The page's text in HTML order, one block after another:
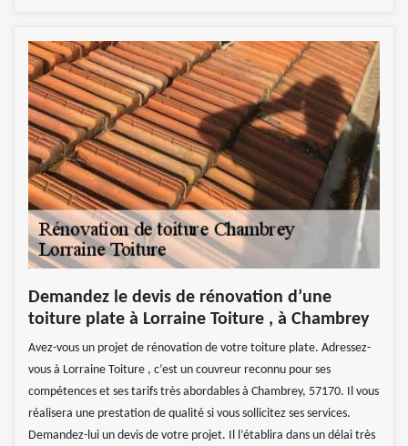
Demandez le devis de rénovation d’une
toiture plate à Lorraine Toiture , à Chambrey
Avez-vous un projet de rénovation de votre toiture plate. Adressez-
vous à Lorraine Toiture , c’est un couvreur reconnu pour ses
compétences et ses tarifs très abordables à Chambrey, 57170. Il vous
réalisera une prestation de qualité si vous sollicitez ses services.
Demandez-lui un devis de votre projet. Il l’établira dans un délai très